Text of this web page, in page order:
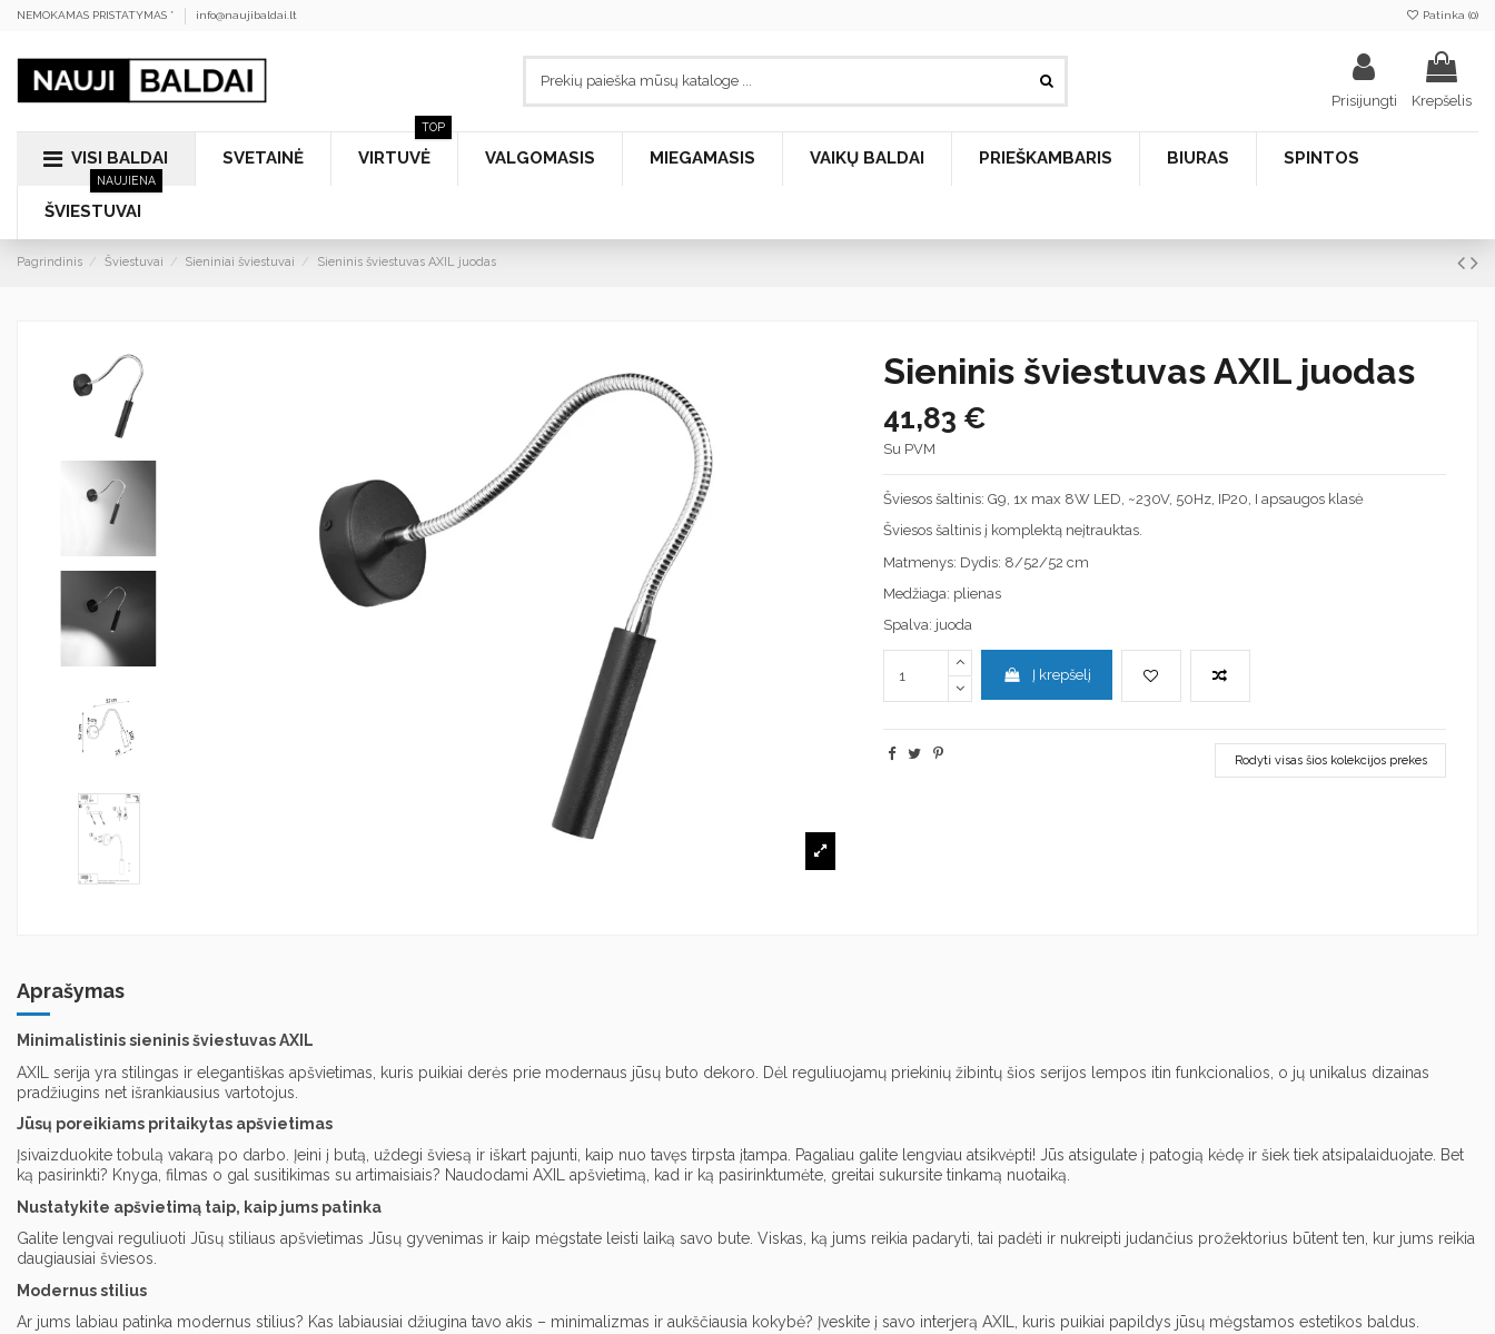
NEMOKAMAS PRISTATYMAS * info@naujibaldai.lt Patinka (0)
Prisijungti Krepšelis
VISI BALDAI SVETAINĖ VIRTUVĖ
TOP
VALGOMASIS MIEGAMASIS VAIKŲ BALDAI PRIEŠKAMBARIS BIURAS SPINTOS
ŠVIESTUVAI
NAUJIENA
Pagrindinis Šviestuvai Sieniniai šviestuvai Sieninis šviestuvas AXIL juodas
Sieninis šviestuvas AXIL juodas
41,83 €
Su PVM
Šviesos šaltinis: G9, 1x max 8W LED, ~230V, 50Hz, IP20, I apsaugos klasė
Šviesos šaltinis į komplektą neįtrauktas.
Matmenys: Dydis: 8/52/52 cm
Medžiaga: plienas
Spalva: juoda
Į krepšelį
Rodyti visas šios kolekcijos prekes
Aprašymas
Minimalistinis sieninis šviestuvas AXIL
AXIL serija yra stilingas ir elegantiškas apšvietimas, kuris puikiai derės prie modernaus jūsų buto dekoro. Dėl reguliuojamų priekinių žibintų šios serijos lempos itin funkcionalios, o jų unikalus dizainas
pradžiugins net išrankiausius vartotojus.
Jūsų poreikiams pritaikytas apšvietimas
Įsivaizduokite tobulą vakarą po darbo. Įeini į butą, uždegi šviesą ir iškart pajunti, kaip nuo tavęs tirpsta įtampa. Pagaliau galite lengviau atsikvėpti! Jūs atsigulate į patogią kėdę ir šiek tiek atsipalaiduojate. Bet
ką pasirinkti? Knyga, filmas o gal susitikimas su artimaisiais? Naudodami AXIL apšvietimą, kad ir ką pasirinktumėte, greitai sukursite tinkamą nuotaiką.
Nustatykite apšvietimą taip, kaip jums patinka
Galite lengvai reguliuoti Jūsų stiliaus apšvietimas Jūsų gyvenimas ir kaip mėgstate leisti laiką savo bute. Viskas, ką jums reikia padaryti, tai padėti ir nukreipti judančius prožektorius būtent ten, kur jums reikia
daugiausiai šviesos.
Modernus stilius
Ar jums labiau patinka modernus stilius? Kas labiausiai džiugina tavo akis – minimalizmas ir aukščiausia kokybė? Įveskite į savo interjerą AXIL, kuris puikiai papildys jūsų mėgstamos estetikos baldus.